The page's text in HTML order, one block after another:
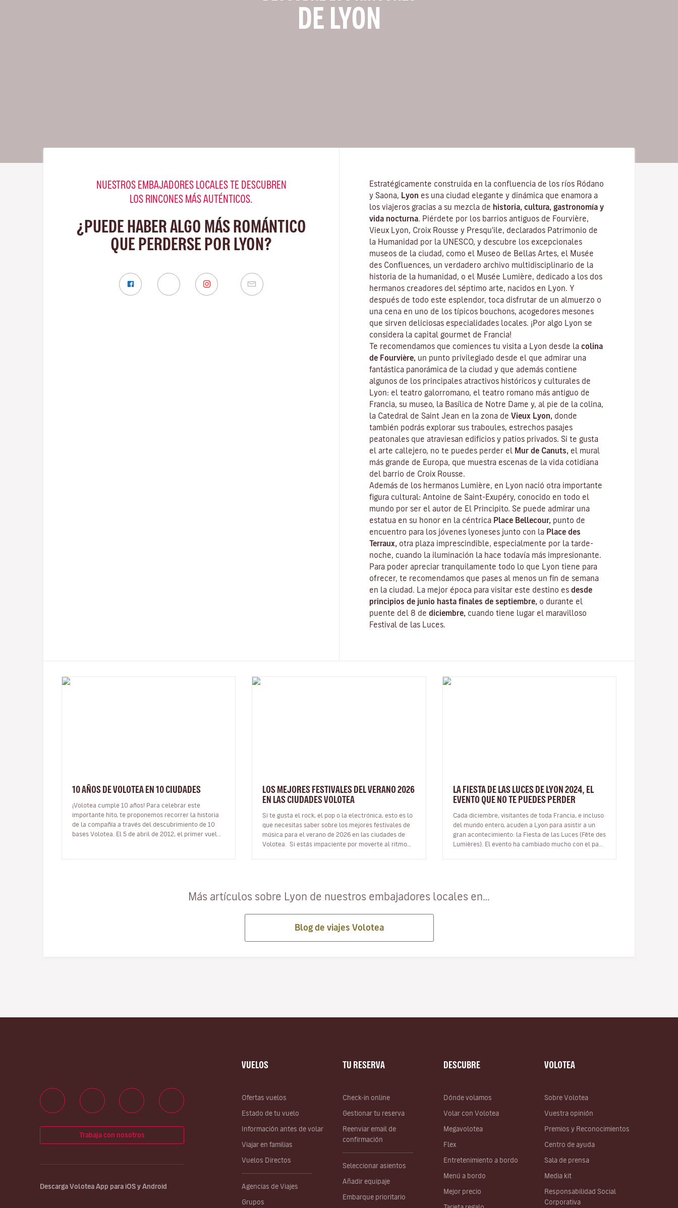
DE LYON
NUESTROS EMBAJADORES LOCALES TE DESCUBREN
LOS RINCONES MÁS AUTÉNTICOS.
¿PUEDE HABER ALGO MÁS ROMÁNTICO
QUE PERDERSE POR LYON?
Estratégicamente construida en la confluencia de los ríos Ródano
y Saona,
Lyon es una ciudad elegante y dinámica que enamora a
los viajeros gracias a su mezcla de historia, cultura, gastronomía y
vida nocturna.
Piérdete por los barrios antiguos de Fourvière,
Vieux Lyon, Croix Rousse y Presqu'ile, declarados Patrimonio de
la Humanidad por la UNESCO, y descubre los excepcionales
museos de la ciudad
, como el Museo de Bellas Artes, el Musée
des Confluences, un verdadero archivo multidisciplinario de la
historia de la humanidad, o el Musée Lumière, dedicado a los dos
hermanos creadores del séptimo arte, nacidos en Lyon. Y
después de todo este esplendor, toca disfrutar de un almuerzo o
una cena en uno de los típicos bouchons , acogedores mesones
que sirven deliciosas especialidades locales. ¡Por algo Lyon se
considera la capital gourmet de Francia!
Te recomendamos que comiences tu visita a Lyon desde la colina
de Fourvière, un punto privilegiado desde el que admirar una
fantástica panorámica de la ciudad y que además contiene
algunos de los principales atractivos históricos y culturales de
Lyon: el teatro galorromano, el teatro romano más antiguo de
Francia, su museo, la Basílica de Notre Dame y, al pie de la colina,
la Catedral de Saint Jean en la zona de Vieux Lyon,
donde
también podrás explorar sus traboules , estrechos pasajes
peatonales que atraviesan edificios y patios privados. Si te gusta
el arte callejero, no te puedes perder el
Mur de Canuts,
el mural
más grande de Europa, que muestra escenas de la vida cotidiana
del barrio de Croix Rousse.
Además de los hermanos Lumière, en Lyon nació otra importante
figura cultural: Antoine de Saint-Exupéry, conocido en todo el
mundo por ser el autor de El Principito . Se puede admirar una
estatua en su honor en la céntrica Place Bellecour, punto de
encuentro para los jóvenes lyoneses junto con la Place des
Terraux,
otra plaza imprescindible, especialmente por la tarde-
noche, cuando la iluminación la hace todavía más impresionante.
Para poder apreciar tranquilamente todo lo que Lyon tiene para
ofrecer, te recomendamos que pases al menos un fin de semana
en la ciudad. La mejor época para visitar este destino es desde
principios de junio hasta finales de septiembre, o durante el
puente del 8 de diciembre, cuando tiene lugar el maravilloso
Festival de las Luces
10 AÑOS DE VOLOTEA EN 10 CIUDADES
¡Volotea cumple 10 años! Para celebrar este
importante hito, te proponemos recorrer la historia
de la compañía a través del descubrimiento de 10
bases Volotea. El 5 de abril de 2012, el primer vuelo
LOS MEJORES FESTIVALES DEL VERANO 2026
EN LAS CIUDADES VOLOTEA
Si te gusta el rock, el pop o la electrónica, esto es lo
que necesitas saber sobre los mejores festivales de
música para el verano de 2026 en las ciudades de
Volotea. Si estás impaciente por moverte al ritmo
LA FIESTA DE LAS LUCES DE LYON 2024, EL
EVENTO QUE NO TE PUEDES PERDER
Cada diciembre, visitantes de toda Francia, e incluso
del mundo entero, acuden a Lyon para asistir a un
gran acontecimiento: la Fiesta de las Luces (Fête des
Lumières). El evento ha cambiado mucho con el paso
Más artículos sobre Lyon de nuestros embajadores locales en…
Blog de viajes Volotea
VUELOS
Ofertas vuelos
Estado de tu vuelo
Información antes de volar
Viajar en familias
Vuelos Directos
Agencias de Viajes
Grupos
TU RESERVA
Check-in online
Gestionar tu reserva
Reenviar email de
confirmación
Seleccionar asientos
Añadir equipaje
Embarque prioritario
DESCUBRE
Dónde volamos
Volar con Volotea
Megavolotea
Flex
Entretenimiento a bordo
Menú a bordo
Mejor precio
VOLOTEA
Sobre Volotea
Vuestra opinión
Premios y Reconocimientos
Centro de ayuda
Sala de prensa
Media kit
Responsabilidad Social
Corporativa
Trabaja con nosotros
Descarga Volotea App para iOS y Android